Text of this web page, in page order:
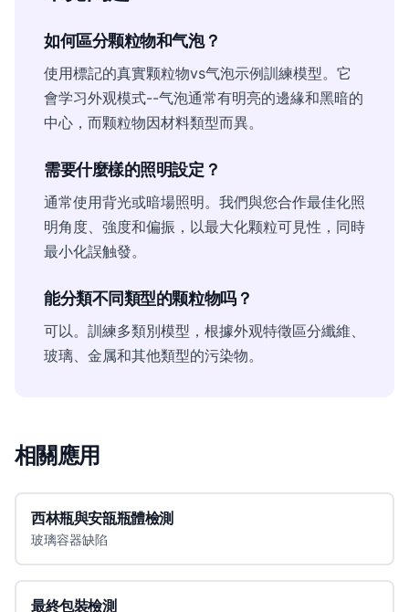
如何區分颗粒物和气泡？
使用標記的真實颗粒物vs气泡示例訓練模型。它
會学习外观模式--气泡通常有明亮的邊緣和黑暗的
中心，而颗粒物因材料類型而異。
需要什麼樣的照明設定？
通常使用背光或暗場照明。我們與您合作最佳化照
明角度、強度和偏振，以最大化颗粒可見性，同時
最小化誤触發。
能分類不同類型的颗粒物吗？
可以。訓練多類別模型，根據外观特徵區分纖維、
玻璃、金属和其他類型的污染物。
相關應用
西林瓶與安瓿瓶體檢測
玻璃容器缺陷
最終包裝檢測